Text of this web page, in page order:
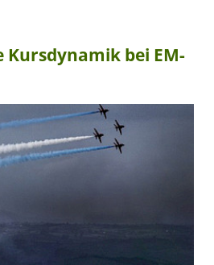
Kursdynamik bei EM-